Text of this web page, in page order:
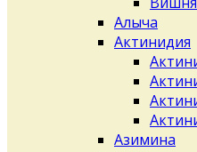
Алыча
Актинидия
Азимина